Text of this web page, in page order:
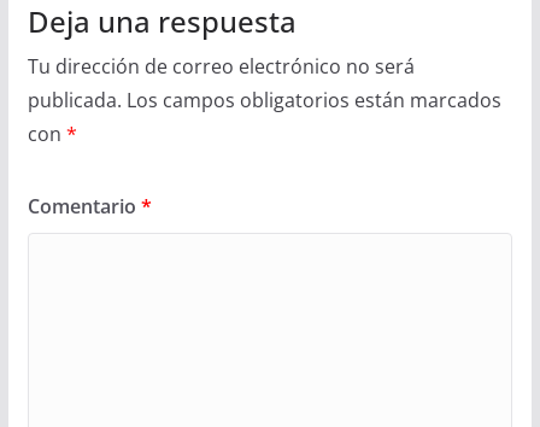
Deja una respuesta
Tu dirección de correo electrónico no será
publicada. Los campos obligatorios están marcados
con *
Comentario *